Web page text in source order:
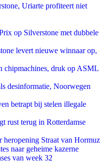
Uriarte profiteert niet
op Silverstone met dubbele
levert nieuwe winnaar op,
chipmachines, druk op ASML
desinformatie, Noorwegen
betrapt bij stelen illegale
rust terug in Rotterdamse
heropening Straat van Hormuz
naar geheime kazerne
van week 32